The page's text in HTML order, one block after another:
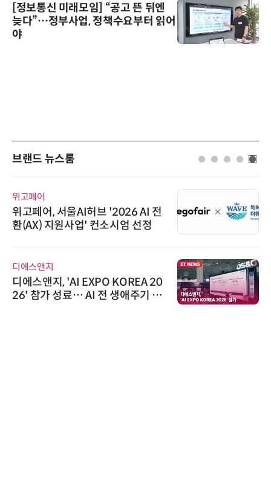
[정보통신 미래모임] “공고 뜬 뒤엔
늦다”…정부사업, 정책수요부터 읽어
야
브랜드 뉴스룸
위고페어
위고페어, 서울AI허브 '2026 AI 전
환(AX) 지원사업' 컨소시엄 선정
디에스앤지
디에스앤지, 'AI EXPO KOREA 20
26' 참가 성료… AI 전 생애주기 아